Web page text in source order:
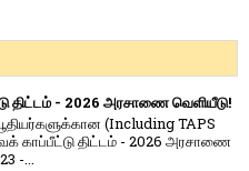
திட்டம் - 2026 அரசாணை வெளியீடு!
(Including TAPS
காப்பீட்டு திட்டம் - 2026 அரசாணை
-...